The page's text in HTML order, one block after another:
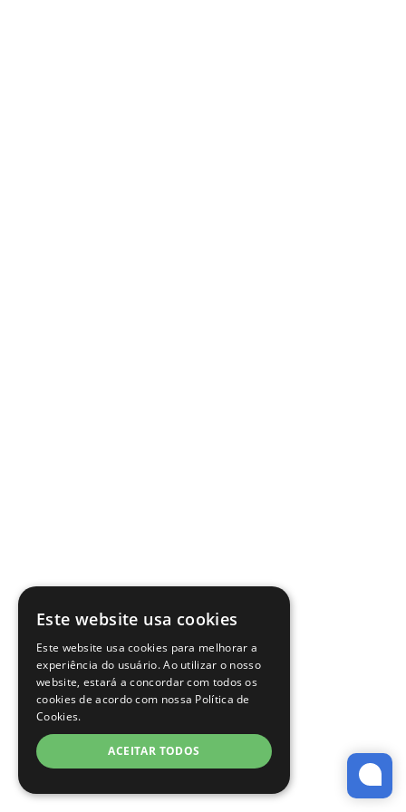
Este website usa cookies
Este website usa cookies para melhorar a
experiência do usuário. Ao utilizar o nosso
website, estará a concordar com todos os
cookies de acordo com nossa Política de
Cookies.
ACEITAR TODOS